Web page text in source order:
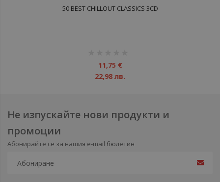
50 BEST CHILLOUT CLASSICS 3CD
11,75 €
22,98 лв.
Не изпускайте нови продукти и
промоции
Абонирайте се за нашия e-mail бюлетин